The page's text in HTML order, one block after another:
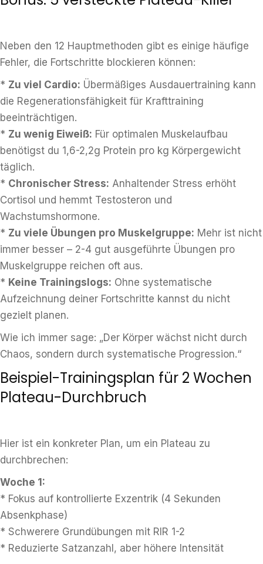
Neben den 12 Hauptmethoden gibt es einige häufige
Fehler, die Fortschritte blockieren können:
* Zu viel Cardio: Übermäßiges Ausdauertraining kann
die Regenerationsfähigkeit für Krafttraining
beeinträchtigen.
* Zu wenig Eiweiß: Für optimalen Muskelaufbau
benötigst du 1,6-2,2g Protein pro kg Körpergewicht
täglich.
* Chronischer Stress: Anhaltender Stress erhöht
Cortisol und hemmt Testosteron und
Wachstumshormone.
* Zu viele Übungen pro Muskelgruppe: Mehr ist nicht
immer besser – 2-4 gut ausgeführte Übungen pro
Muskelgruppe reichen oft aus.
* Keine Trainingslogs: Ohne systematische
Aufzeichnung deiner Fortschritte kannst du nicht
gezielt planen.
Wie ich immer sage: „Der Körper wächst nicht durch
Chaos, sondern durch systematische Progression.“
Beispiel-Trainingsplan für 2 Wochen
Plateau-Durchbruch
Hier ist ein konkreter Plan, um ein Plateau zu
durchbrechen:
Woche 1:
* Fokus auf kontrollierte Exzentrik (4 Sekunden
Absenkphase)
* Schwerere Grundübungen mit RIR 1-2
* Reduzierte Satzanzahl, aber höhere Intensität